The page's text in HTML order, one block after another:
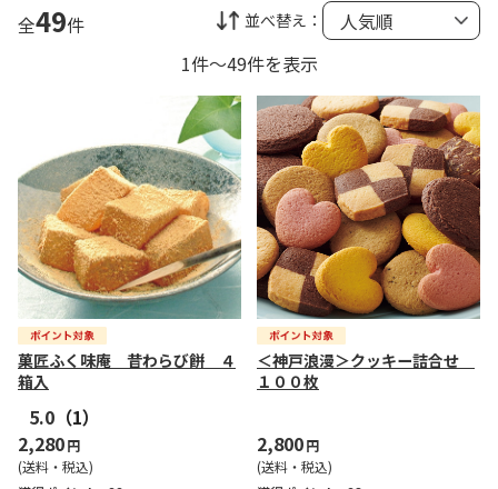
全49件 並べ替え：
1件～49件を表示
菓匠ふく味庵 昔わらび餅 ４
箱入
5.0 （1）
2,280円
(送料・税込)
＜神戸浪漫＞クッキー詰合せ
１００枚
2,800円
(送料・税込)